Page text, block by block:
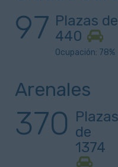
97 Plazas de
440
Ocupación: 78%
Arenales
370 Plazas
de
1374